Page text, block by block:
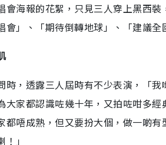
會海報的花絮，只見三人穿上黑西
會」、「期待倒轉地球」、「建議全
時，透露三人屆時有不少表演，「
大家都認識咗幾十年，又拍咗咁多
都唔成熟，但又要扮大個，做一啲
」